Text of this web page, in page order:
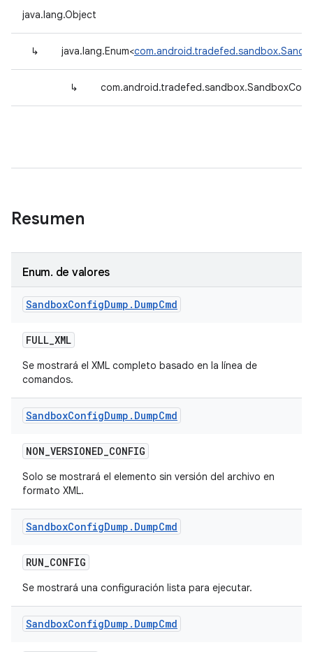
java.lang.Object
↳ java.lang.Enum<
↳
Resumen
Enum. de valores
SandboxConfigDump . DumpCmd
FULL_XML
Se mostrará el XML completo basado en la línea de
comandos.
SandboxConfigDump . DumpCmd
NON_VERSIONED_CONFIG
Solo se mostrará el elemento sin versión del archivo en
formato XML.
SandboxConfigDump . DumpCmd
RUN_CONFIG
Se mostrará una configuración lista para ejecutar.
SandboxConfigDump . DumpCmd